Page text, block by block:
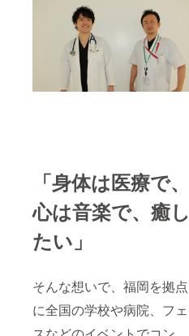
「身体は医療で、
心は音楽で、癒し
たい」
そんな想いで、福岡を拠点
に全国の学校や病院、フェ